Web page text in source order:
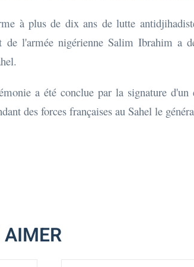
à plus de dix ans de lutte
l'armée nigérienne Salim Ibrahim a
a été conclue par la signature
des forces françaises au Sahel le